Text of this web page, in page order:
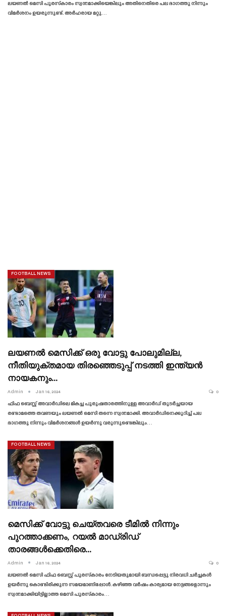
ലയണൽ മെസി പുരസ്‌കാരം സ്വന്തമാക്കിയെങ്കിലും അതിനെതിരെ പല ഭാഗത്തു നിന്നും
വിമർശനം ഉയരുന്നുണ്ട്. അർഹരായ മറ്റു…
FOOTBALL NEWS
ലയണൽ മെസിക്ക് ഒരു വോട്ടു പോലുമില്ല,
നീതിയുക്തമായ തിരഞ്ഞെടുപ്പ് നടത്തി ഇന്ത്യൻ
നായകനും…
Admin Jan 16, 2024 0
ഫിഫ ബെസ്റ്റ് അവാർഡിലെ മികച്ച പുരുഷതാരത്തിനുള്ള അവാർഡ് തുടർച്ചയായ
രണ്ടാമത്തെ തവണയും ലയണൽ മെസി തന്നെ സ്വന്തമാക്കി. അവാർഡിനെക്കുറിച്ച് പല
ഭാഗത്തു നിന്നും വിമർശനങ്ങൾ ഉയർന്നു വരുന്നുണ്ടെങ്കിലും…
FOOTBALL NEWS
മെസിക്ക് വോട്ടു ചെയ്‌തവരെ ടീമിൽ നിന്നും
പുറത്താക്കണം, റയൽ മാഡ്രിഡ്
താരങ്ങൾക്കെതിരെ…
Admin Jan 16, 2024 0
ലയണൽ മെസി ഫിഫ ബെസ്റ്റ് പുരസ്‌കാരം നേടിയതുമായി ബന്ധപ്പെട്ടു നിരവധി ചർച്ചകൾ
ഉയർന്നു കൊണ്ടിരിക്കുന്ന സമയമാണിപ്പോൾ. കഴിഞ്ഞ വർഷം കാര്യമായ നേട്ടങ്ങളൊന്നും
സ്വന്തമാക്കിയിട്ടില്ലാത്ത മെസി പുരസ്‌കാരം…